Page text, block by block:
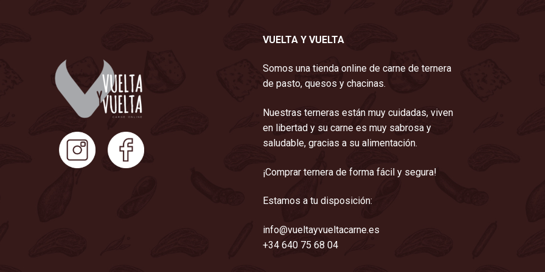
VUELTA Y VUELTA
Somos una tienda online de carne de ternera
de pasto, quesos y chacinas.
Nuestras terneras están muy cuidadas, viven
en libertad y su carne es muy sabrosa y
saludable, gracias a su alimentación.
¡Comprar ternera de forma fácil y segura!
Estamos a tu disposición:
info@vueltayvueltacarne.es
+34 640 75 68 04